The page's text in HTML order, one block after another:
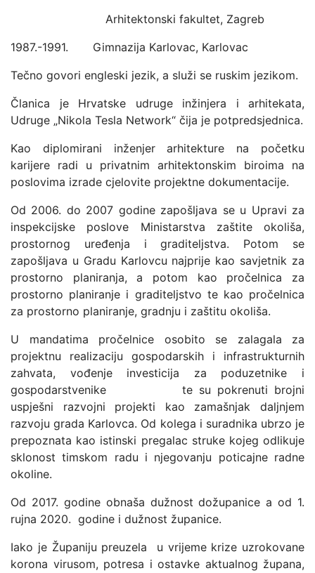
Arhitektonski fakultet, Zagreb
1987.-1991. Gimnazija Karlovac, Karlovac
Tečno govori engleski jezik, a služi se ruskim jezikom.
Članica je Hrvatske udruge inžinjera i arhitekata,
Udruge „Nikola Tesla Network“ čija je potpredsjednica.
Kao diplomirani inženjer arhitekture na početku
karijere radi u privatnim arhitektonskim biroima na
poslovima izrade cjelovite projektne dokumentacije.
Od 2006. do 2007 godine zapošljava se u Upravi za
inspekcijske poslove Ministarstva zaštite okoliša,
prostornog uređenja i graditeljstva. Potom se
zapošljava u Gradu Karlovcu najprije kao savjetnik za
prostorno planiranja, a potom kao pročelnica za
prostorno planiranje i graditeljstvo te kao pročelnica
za prostorno planiranje, gradnju i zaštitu okoliša.
U mandatima pročelnice osobito se zalagala za
projektnu realizaciju gospodarskih i infrastrukturnih
zahvata, vođenje investicija za poduzetnike i
gospodarstvenike te su pokrenuti brojni
uspješni razvojni projekti kao zamašnjak daljnjem
razvoju grada Karlovca. Od kolega i suradnika ubrzo je
prepoznata kao istinski pregalac struke kojeg odlikuje
sklonost timskom radu i njegovanju poticajne radne
okoline.
Od 2017. godine obnaša dužnost dožupanice a od 1.
rujna 2020. godine i dužnost županice.
Iako je Županiju preuzela u vrijeme krize uzrokovane
korona virusom, potresa i ostavke aktualnog župana,